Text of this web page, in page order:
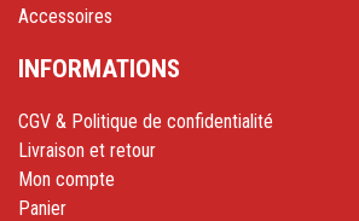
Accessoires
INFORMATIONS
CGV & Politique de confidentialité
Livraison et retour
Mon compte
Panier